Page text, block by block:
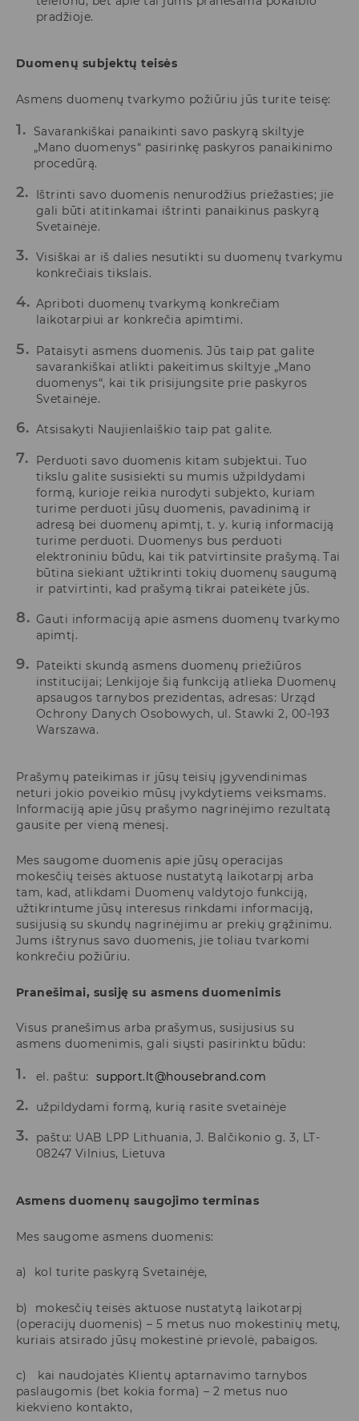
pradžioje.
Duomenų subjektų teisės
Asmens duomenų tvarkymo požiūriu jūs turite teisę:
Savarankiškai panaikinti savo paskyrą skiltyje
„Mano duomenys“ pasirinkę paskyros panaikinimo
procedūrą.
Ištrinti savo duomenis nenurodžius priežasties; jie
gali būti atitinkamai ištrinti panaikinus paskyrą
Svetainėje.
Visiškai ar iš dalies nesutikti su duomenų tvarkymu
konkrečiais tikslais.
Apriboti duomenų tvarkymą konkrečiam
laikotarpiui ar konkrečia apimtimi.
Pataisyti asmens duomenis. Jūs taip pat galite
savarankiškai atlikti pakeitimus skiltyje „Mano
duomenys“, kai tik prisijungsite prie paskyros
Svetainėje.
Atsisakyti Naujienlaiškio taip pat galite.
Perduoti savo duomenis kitam subjektui. Tuo
tikslu galite susisiekti su mumis užpildydami
formą, kurioje reikia nurodyti subjekto, kuriam
turime perduoti jūsų duomenis, pavadinimą ir
adresą bei duomenų apimtį, t. y. kurią informaciją
turime perduoti. Duomenys bus perduoti
elektroniniu būdu, kai tik patvirtinsite prašymą. Tai
būtina siekiant užtikrinti tokių duomenų saugumą
ir patvirtinti, kad prašymą tikrai pateikėte jūs.
Gauti informaciją apie asmens duomenų tvarkymo
apimtį.
Pateikti skundą asmens duomenų priežiūros
institucijai; Lenkijoje šią funkciją atlieka Duomenų
apsaugos tarnybos prezidentas, adresas: Urząd
Ochrony Danych Osobowych, ul. Stawki 2, 00-193
Warszawa.
Prašymų pateikimas ir jūsų teisių įgyvendinimas
neturi jokio poveikio mūsų įvykdytiems veiksmams.
Informaciją apie jūsų prašymo nagrinėjimo rezultatą
gausite per vieną mėnesį.
Mes saugome duomenis apie jūsų operacijas
mokesčių teisės aktuose nustatytą laikotarpį arba
tam, kad, atlikdami Duomenų valdytojo funkciją,
užtikrintume jūsų interesus rinkdami informaciją,
susijusią su skundų nagrinėjimu ar prekių grąžinimu.
Jums ištrynus savo duomenis, jie toliau tvarkomi
konkrečiu požiūriu.
Pranešimai, susiję su asmens duomenimis
Visus pranešimus arba prašymus, susijusius su
asmens duomenimis, gali siųsti pasirinktu būdu:
el. paštu: support.lt@housebrand.com
užpildydami formą, kurią rasite svetainėje
paštu: UAB LPP Lithuania, J. Balčikonio g. 3, LT-
08247 Vilnius, Lietuva
Asmens duomenų saugojimo terminas
Mes saugome asmens duomenis:
a) kol turite paskyrą Svetainėje,
b) mokesčių teisės aktuose nustatytą laikotarpį
(operacijų duomenis) – 5 metus nuo mokestinių metų,
kuriais atsirado jūsų mokestinė prievolė, pabaigos.
c) kai naudojatės Klientų aptarnavimo tarnybos
paslaugomis (bet kokia forma) – 2 metus nuo
kiekvieno kontakto,